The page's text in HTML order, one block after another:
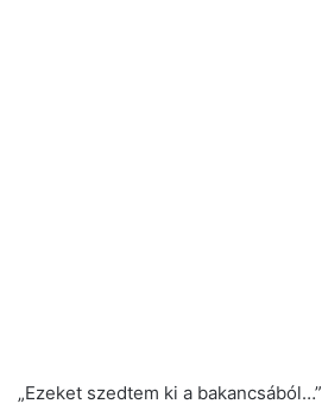
„Ezeket szedtem ki a bakancsából…”